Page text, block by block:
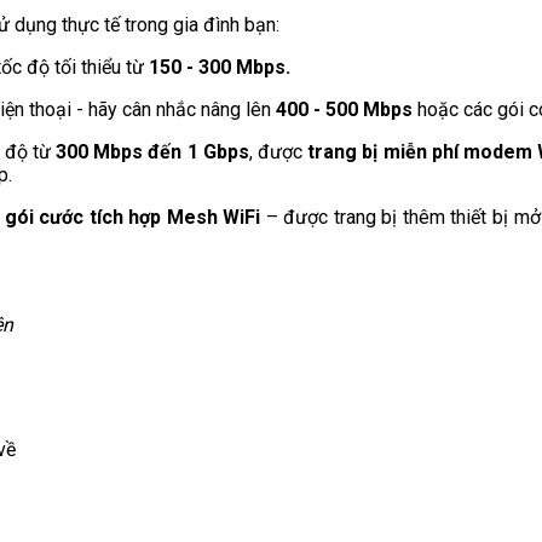
thực tế trong gia đình bạn:
độ tối thiểu từ 150 - 300 Mbps.
thoại - hãy cân nhắc nâng lên 400 - 500 Mbps hoặc các gói
độ từ 300 Mbps đến 1 Gbps, được trang bị miễn phí modem
gói cước tích hợp Mesh WiFi – được trang bị thêm thiết bị